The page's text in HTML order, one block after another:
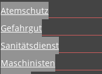
Atemschutz
Gefahrgut
Sanitätsdienst
Maschinisten